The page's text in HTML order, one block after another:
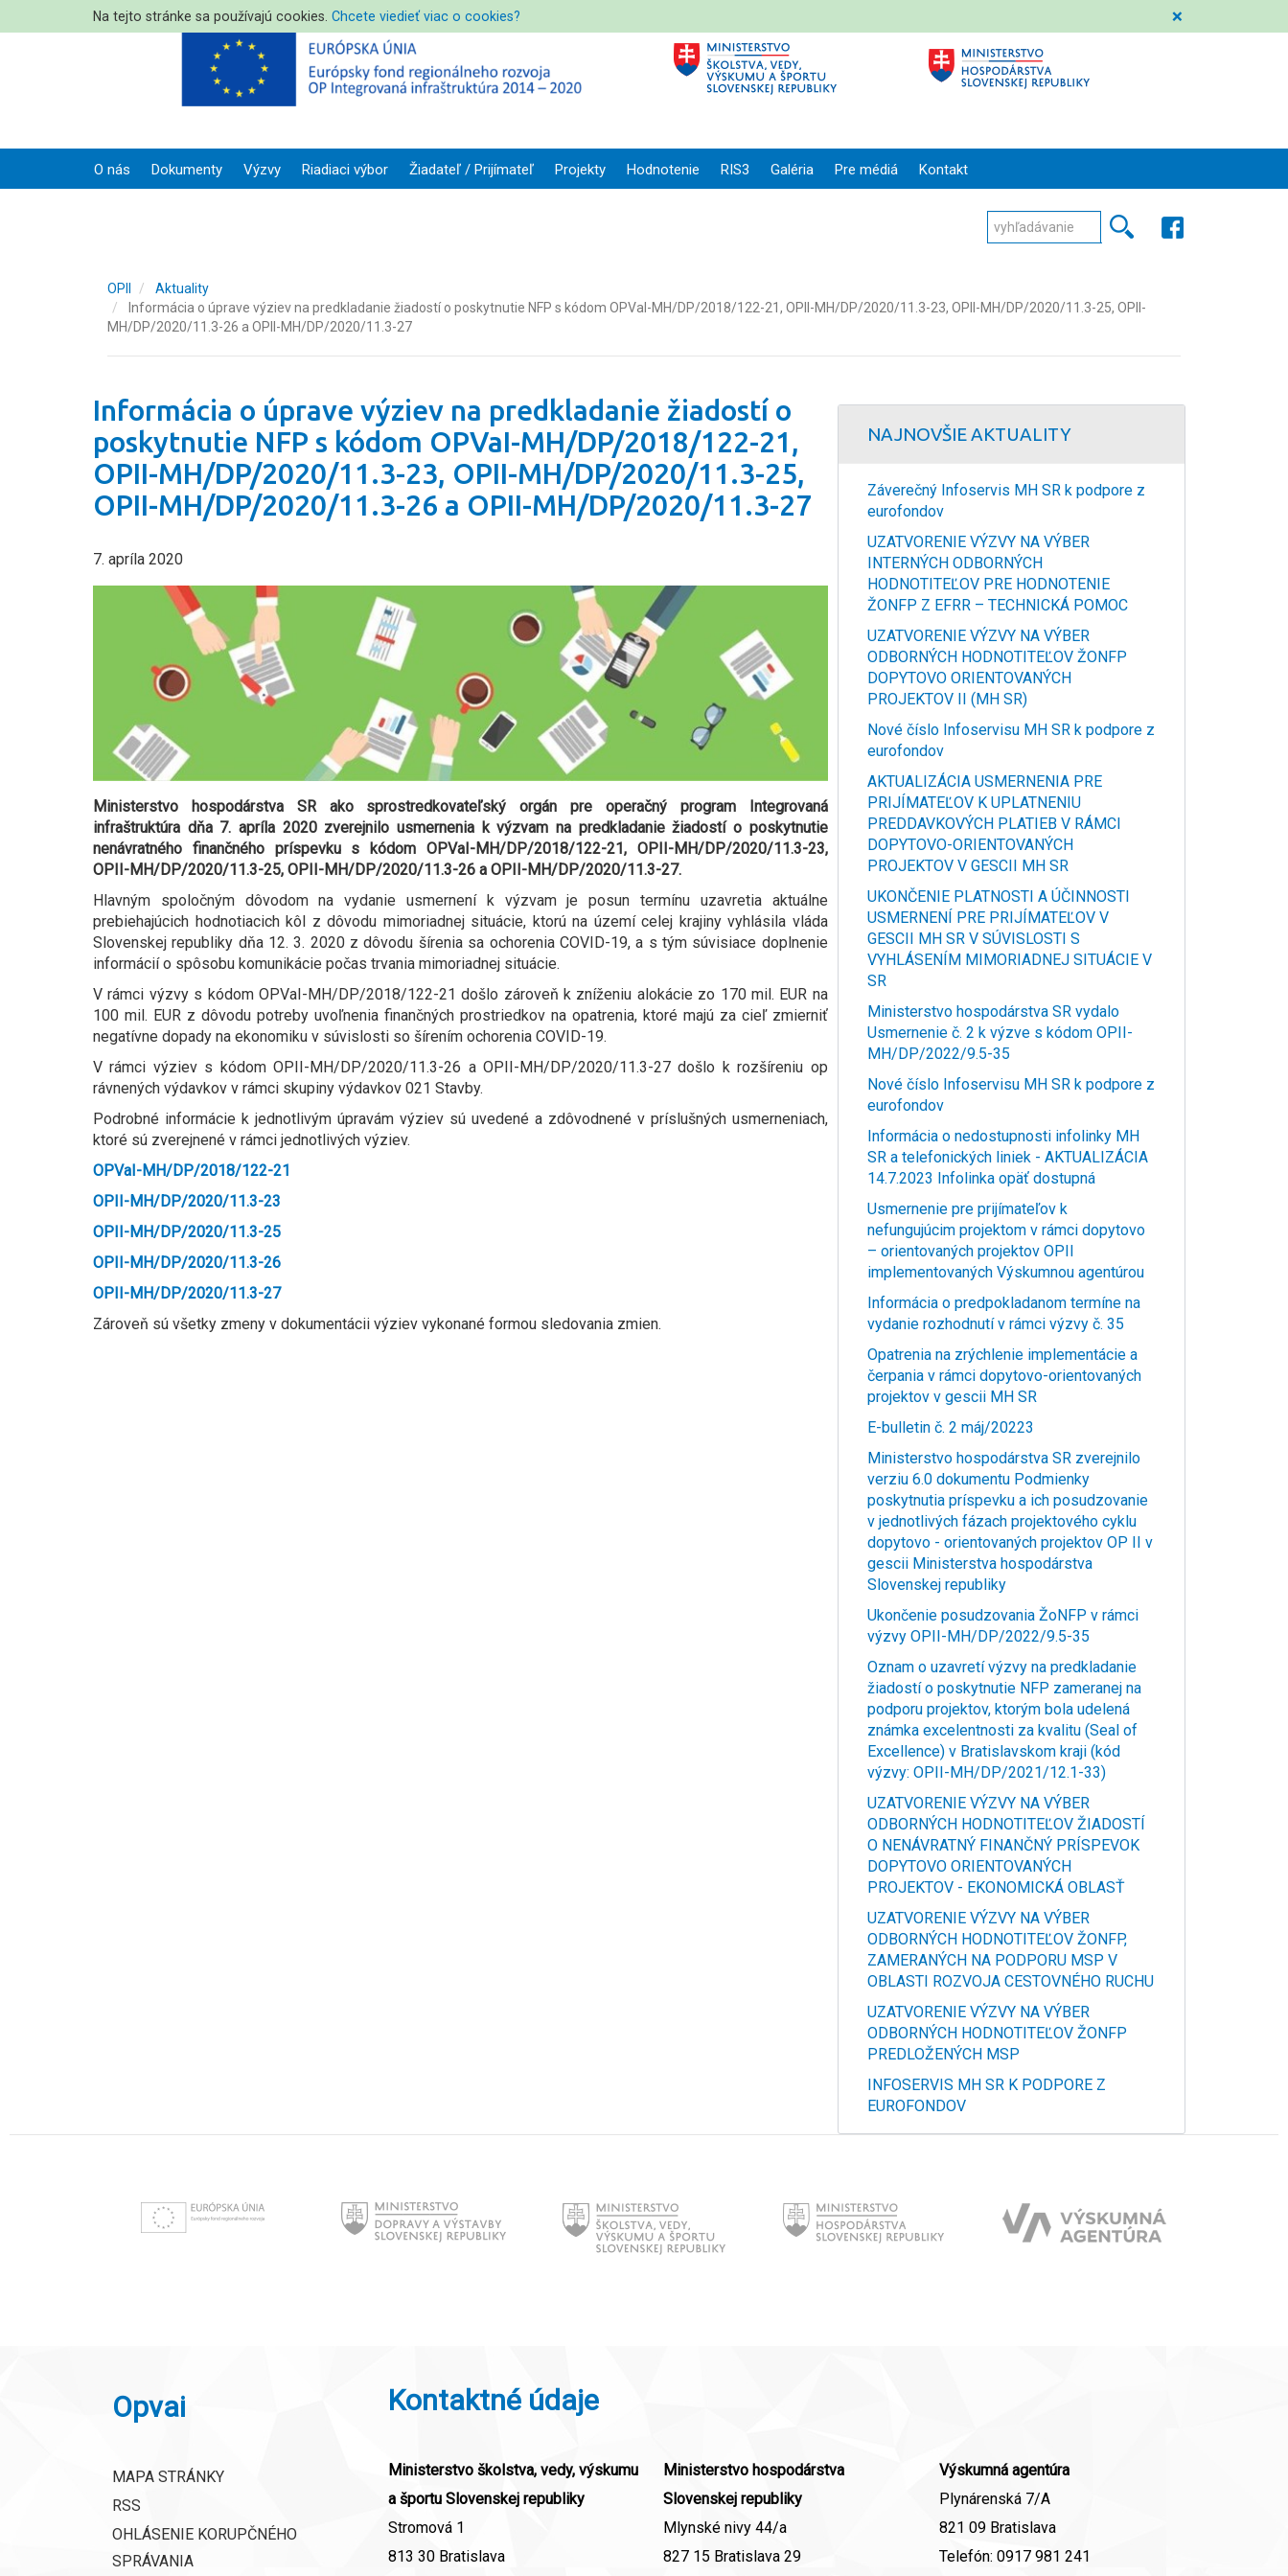
Na tejto stránke sa používajú cookies. Chcete viedieť viac o cookies? ❌
O nás Dokumenty Výzvy Riadiaci výbor Žiadateľ / Prijímateľ Projekty Hodnotenie RIS3 Galéria Pre médiá Kontakt
OPII
Aktuality
Informácia o úprave výziev na predkladanie žiadostí o poskytnutie NFP s kódom OPVaI-MH/DP/2018/122-21, OPII-MH/DP/2020/11.3-23, OPII-MH/DP/2020/11.3-25, OPII-
MH/DP/2020/11.3-26 a OPII-MH/DP/2020/11.3-27
Informácia o úprave výziev na predkladanie žiadostí o
poskytnutie NFP s kódom OPVaI-MH/DP/2018/122-21,
OPII-MH/DP/2020/11.3-23, OPII-MH/DP/2020/11.3-25,
OPII-MH/DP/2020/11.3-26 a OPII-MH/DP/2020/11.3-27
7. apríla 2020
Ministerstvo hospodárstva SR ako sprostredkovateľský orgán pre operačný program Integrovaná
infraštruktúra dňa 7. apríla 2020 zverejnilo usmernenia k výzvam na predkladanie žiadostí o poskytnutie
nenávratného finančného príspevku s kódom OPVaI-MH/DP/2018/122-21, OPII-MH/DP/2020/11.3-23,
OPII-MH/DP/2020/11.3-25, OPII-MH/DP/2020/11.3-26 a OPII-MH/DP/2020/11.3-27.
Hlavným spoločným dôvodom na vydanie usmernení k výzvam je posun termínu uzavretia aktuálne
prebiehajúcich hodnotiacich kôl z dôvodu mimoriadnej situácie, ktorú na území celej krajiny vyhlásila vláda
Slovenskej republiky dňa 12. 3. 2020 z dôvodu šírenia sa ochorenia COVID-19, a s tým súvisiace doplnenie
informácií o spôsobu komunikácie počas trvania mimoriadnej situácie.
V rámci výzvy s kódom OPVaI-MH/DP/2018/122-21 došlo zároveň k zníženiu alokácie zo 170 mil. EUR na
100 mil. EUR z dôvodu potreby uvoľnenia finančných prostriedkov na opatrenia, ktoré majú za cieľ zmierniť
negatívne dopady na ekonomiku v súvislosti so šírením ochorenia COVID-19.
V rámci výziev s kódom OPII-MH/DP/2020/11.3-26 a OPII-MH/DP/2020/11.3-27 došlo k rozšíreniu op​
rávnených výdavkov v rámci skupiny výdavkov 021 Stavby.
Podrobné informácie k jednotlivým úpravám výziev sú uvedené a zdôvodnené v príslušných usmerneniach,
ktoré sú zverejnené v rámci jednotlivých výziev.
OPVaI-MH/DP/2018/122-21
OPII-MH/DP/2020/11.3-23
OPII-MH/DP/2020/11.3-25
OPII-MH/DP/2020/11.3-26
OPII-MH/DP/2020/11.3-27
Zároveň sú všetky zmeny v dokumentácii výziev vykonané formou sledovania zmien. ​
NAJNOVŠIE AKTUALITY
Záverečný Infoservis MH SR k podpore z
eurofondov
UZATVORENIE VÝZVY NA VÝBER
INTERNÝCH ODBORNÝCH
HODNOTITEĽOV PRE HODNOTENIE
ŽONFP Z EFRR – TECHNICKÁ POMOC
UZATVORENIE VÝZVY NA VÝBER
ODBORNÝCH HODNOTITEĽOV ŽONFP
DOPYTOVO ORIENTOVANÝCH
PROJEKTOV II (MH SR)
Nové číslo Infoservisu MH SR k podpore z
eurofondov
AKTUALIZÁCIA USMERNENIA PRE
PRIJÍMATEĽOV K UPLATNENIU
PREDDAVKOVÝCH PLATIEB V RÁMCI
DOPYTOVO-ORIENTOVANÝCH
PROJEKTOV V GESCII MH SR
UKONČENIE PLATNOSTI A ÚČINNOSTI
USMERNENÍ PRE PRIJÍMATEĽOV V
GESCII MH SR V SÚVISLOSTI S
VYHLÁSENÍM MIMORIADNEJ SITUÁCIE V
SR
Ministerstvo hospodárstva SR vydalo
Usmernenie č. 2 k výzve s kódom OPII-
MH/DP/2022/9.5-35
Nové číslo Infoservisu MH SR k podpore z
eurofondov
Informácia o nedostupnosti infolinky MH
SR a telefonických liniek - AKTUALIZÁCIA
14.7.2023 Infolinka opäť dostupná
Usmernenie pre prijímateľov k
nefungujúcim projektom v rámci dopytovo
– orientovaných projektov OPII
implementovaných Výskumnou agentúrou
Informácia o predpokladanom termíne na
vydanie rozhodnutí v rámci výzvy č. 35
Opatrenia na zrýchlenie implementácie a
čerpania v rámci dopytovo-orientovaných
projektov v gescii MH SR
E-bulletin č. 2 máj/20223
Ministerstvo hospodárstva SR zverejnilo
verziu 6.0 dokumentu Podmienky
poskytnutia príspevku a ich posudzovanie
v jednotlivých fázach projektového cyklu
dopytovo - orientovaných projektov OP II v
gescii Ministerstva hospodárstva
Slovenskej republiky
Ukončenie posudzovania ŽoNFP v rámci
výzvy OPII-MH/DP/2022/9.5-35
Oznam o uzavretí výzvy na predkladanie
žiadostí o poskytnutie NFP zameranej na
podporu projektov, ktorým bola udelená
známka excelentnosti za kvalitu (Seal of
Excellence) v Bratislavskom kraji (kód
výzvy: OPII-MH/DP/2021/12.1-33)
UZATVORENIE VÝZVY NA VÝBER
ODBORNÝCH HODNOTITEĽOV ŽIADOSTÍ
O NENÁVRATNÝ FINANČNÝ PRÍSPEVOK
DOPYTOVO ORIENTOVANÝCH
PROJEKTOV - EKONOMICKÁ OBLASŤ
UZATVORENIE VÝZVY NA VÝBER
ODBORNÝCH HODNOTITEĽOV ŽONFP,
ZAMERANÝCH NA PODPORU MSP V
OBLASTI ROZVOJA CESTOVNÉHO RUCHU
UZATVORENIE VÝZVY NA VÝBER
ODBORNÝCH HODNOTITEĽOV ŽONFP
PREDLOŽENÝCH MSP
INFOSERVIS MH SR K PODPORE Z
EUROFONDOV
Opvai
MAPA STRÁNKY
RSS
OHLÁSENIE KORUPČNÉHO
SPRÁVANIA
Kontaktné údaje
Ministerstvo školstva, vedy, výskumu
a športu Slovenskej republiky
Stromová 1
813 30 Bratislava
Ministerstvo hospodárstva
Slovenskej republiky
Mlynské nivy 44/a
827 15 Bratislava 29
Výskumná agentúra
Plynárenská 7/A
821 09 Bratislava
Telefón: 0917 981 241